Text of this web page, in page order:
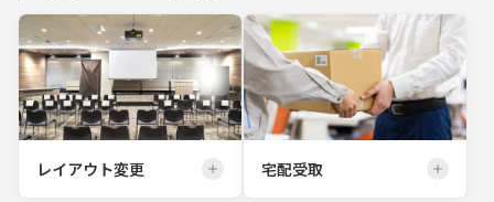
レイアウト変更 宅配受取